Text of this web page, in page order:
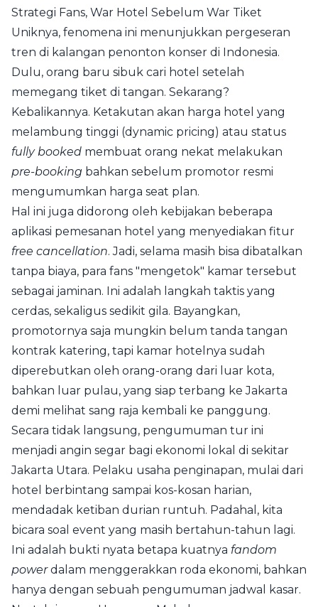
Strategi Fans, War Hotel Sebelum War Tiket
Uniknya, fenomena ini menunjukkan pergeseran
tren di kalangan penonton konser di Indonesia.
Dulu, orang baru sibuk cari hotel setelah
memegang tiket di tangan. Sekarang?
Kebalikannya. Ketakutan akan harga hotel yang
melambung tinggi (dynamic pricing) atau status
fully booked membuat orang nekat melakukan
pre-booking bahkan sebelum promotor resmi
mengumumkan harga seat plan.
Hal ini juga didorong oleh kebijakan beberapa
aplikasi pemesanan hotel yang menyediakan fitur
free cancellation. Jadi, selama masih bisa dibatalkan
tanpa biaya, para fans "mengetok" kamar tersebut
sebagai jaminan. Ini adalah langkah taktis yang
cerdas, sekaligus sedikit gila. Bayangkan,
promotornya saja mungkin belum tanda tangan
kontrak katering, tapi kamar hotelnya sudah
diperebutkan oleh orang-orang dari luar kota,
bahkan luar pulau, yang siap terbang ke Jakarta
demi melihat sang raja kembali ke panggung.
Secara tidak langsung, pengumuman tur ini
menjadi angin segar bagi ekonomi lokal di sekitar
Jakarta Utara. Pelaku usaha penginapan, mulai dari
hotel berbintang sampai kos-kosan harian,
mendadak ketiban durian runtuh. Padahal, kita
bicara soal event yang masih bertahun-tahun lagi.
Ini adalah bukti nyata betapa kuatnya fandom
powerdalam menggerakkan roda ekonomi, bahkan
hanya dengan sebuah pengumuman jadwal kasar.